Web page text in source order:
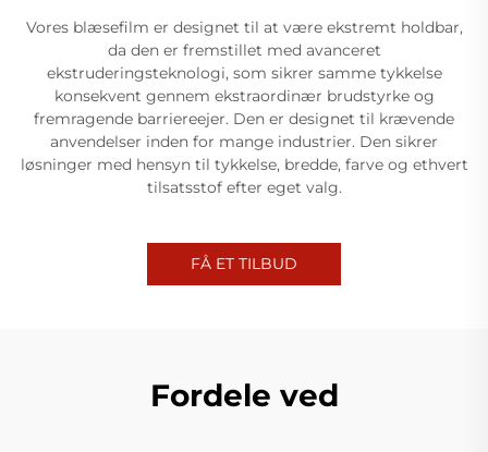
Vores blæsefilm er designet til at være ekstremt holdbar,
da den er fremstillet med avanceret
ekstruderingsteknologi, som sikrer samme tykkelse
konsekvent gennem ekstraordinær brudstyrke og
fremragende barriereejer. Den er designet til krævende
anvendelser inden for mange industrier. Den sikrer
løsninger med hensyn til tykkelse, bredde, farve og ethvert
tilsatsstof efter eget valg.
FÅ ET TILBUD
Fordele ved